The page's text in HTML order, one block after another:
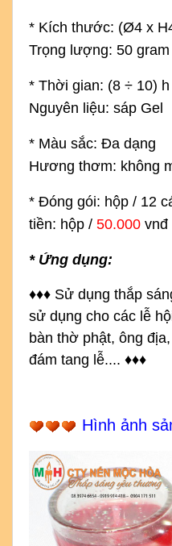
* Kích thước: (Ø4 x
Trọng lượng: 50 gram
* Thời gian: (8 ÷
Nguyên liệu: sáp Gel
* Màu sắc:
Hương thơm: không
* Đóng gói:
tiền: hộp / 50.000 vnđ
* Ứng dụng:
♦♦♦ Sử dụng thắp
sử dụng cho các lễ
bàn thờ phật, ông
đám tang lễ.... ♦♦♦
Hình ảnh